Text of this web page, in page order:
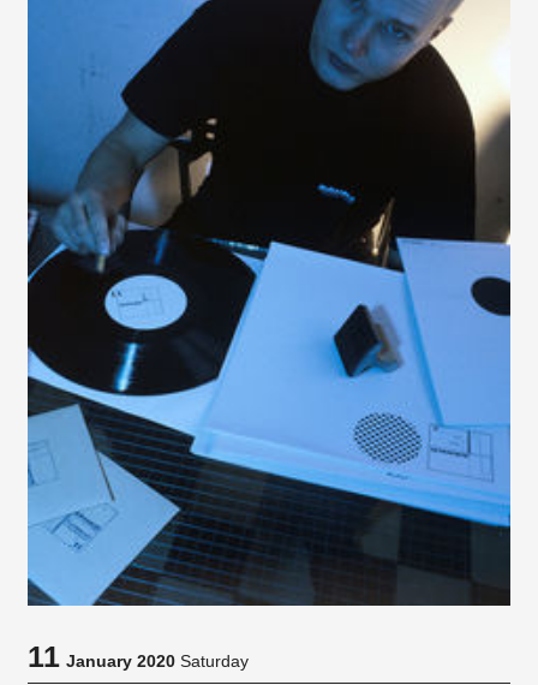
11January 2020 Saturday